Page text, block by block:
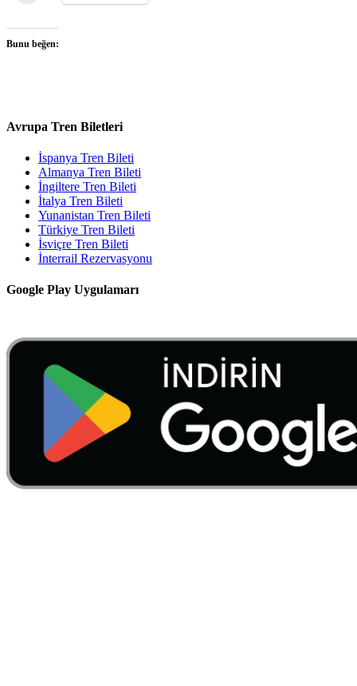
Bunu beğen:
Avrupa Tren Biletleri
İspanya Tren Bileti
Almanya Tren Bileti
İngiltere Tren Bileti
İtalya Tren Bileti
Yunanistan Tren Bileti
Türkiye Tren Bileti
İsviçre Tren Bileti
İnterrail Rezervasyonu
Google Play Uygulamarı